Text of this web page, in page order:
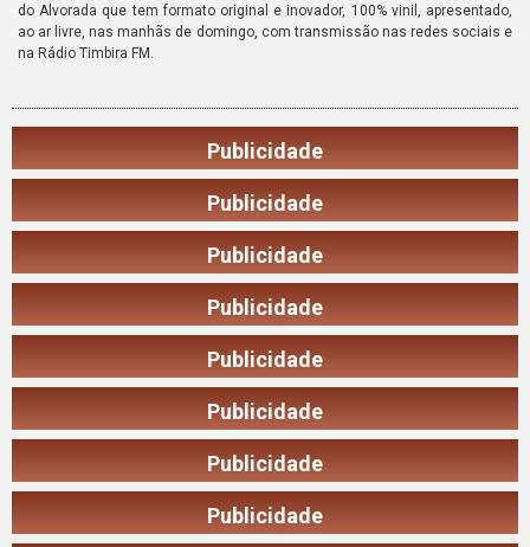
do Alvorada que tem formato original e inovador, 100% vinil, apresentado,
ao ar livre, nas manhãs de domingo, com transmissão nas redes sociais e
na Rádio Timbira FM.
Publicidade
Publicidade
Publicidade
Publicidade
Publicidade
Publicidade
Publicidade
Publicidade